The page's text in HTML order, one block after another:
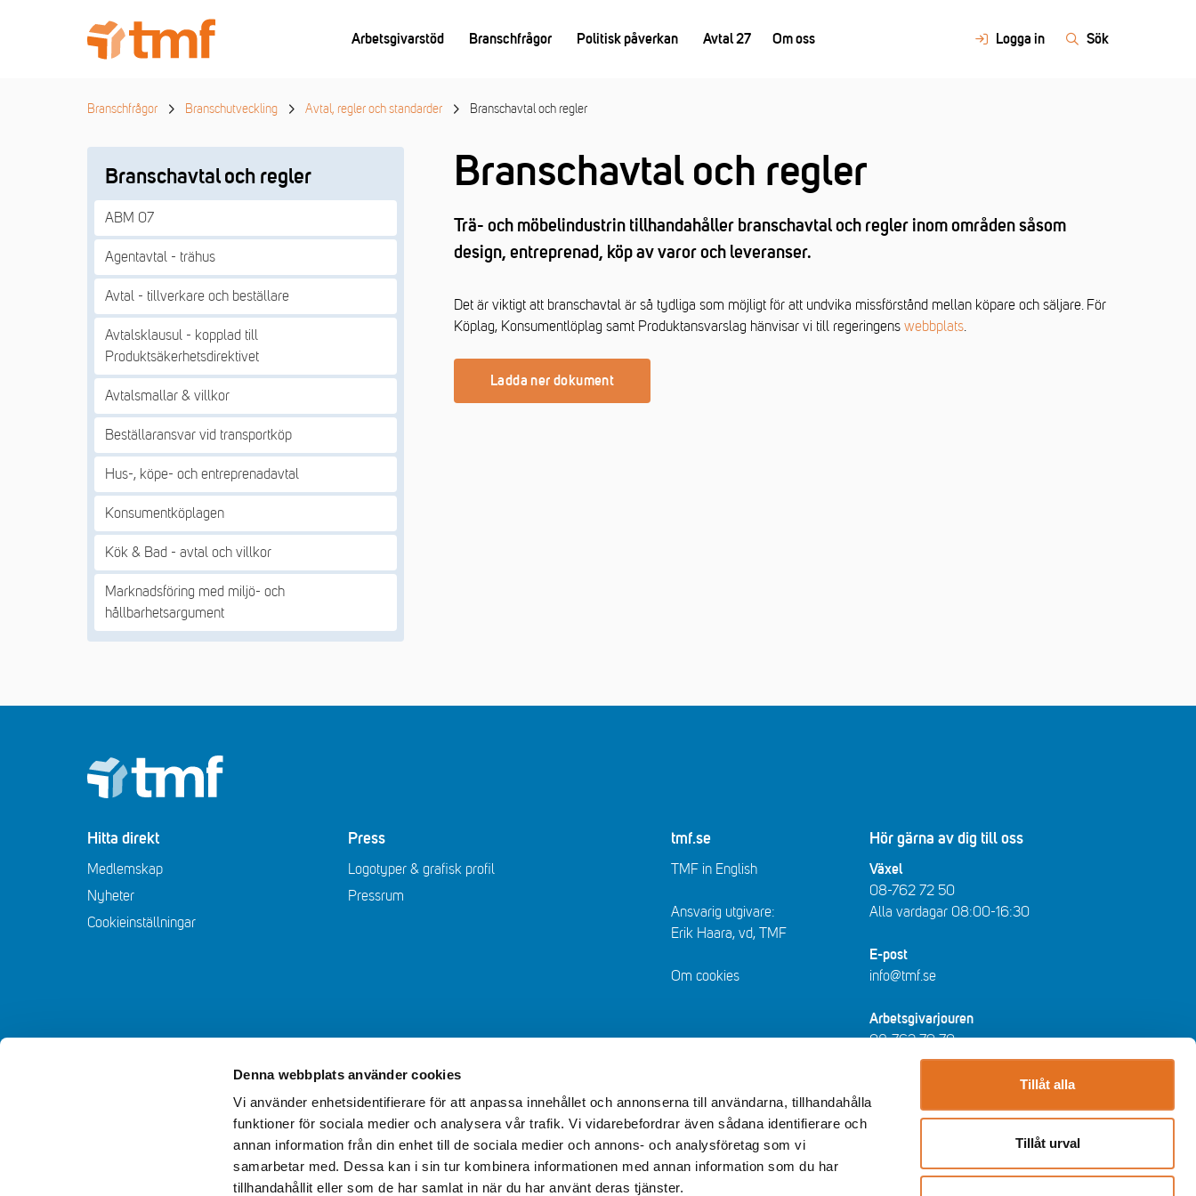
Denna webbplats använder cookies
Vi använder enhetsidentifierare för att anpassa innehållet och annonserna till användarna, tillhandahålla
funktioner för sociala medier och analysera vår trafik. Vi vidarebefordrar även sådana identifierare och
annan information från din enhet till de sociala medier och annons- och analysföretag som vi
samarbetar med. Dessa kan i sin tur kombinera informationen med annan information som du har
tillhandahållit eller som de har samlat in när du har använt deras tjänster.
Tillåt alla
Tillåt urval
Arbetsgivarstöd Branschfrågor Politisk påverkan Avtal 27 Om oss Logga in Sök
Branschfrågor Branschutveckling Avtal, regler och standarder Branschavtal och regler
Branschavtal och regler
ABM 07
Agentavtal - trähus
Avtal - tillverkare och beställare
Avtalsklausul - kopplad till
Produktsäkerhetsdirektivet
Avtalsmallar & villkor
Beställaransvar vid transportköp
Hus-, köpe- och entreprenadavtal
Konsumentköplagen
Kök & Bad - avtal och villkor
Marknadsföring med miljö- och
hållbarhetsargument
Branschavtal och regler
Trä- och möbelindustrin tillhandahåller branschavtal och regler inom områden såsom
design, entreprenad, köp av varor och leveranser.
Det är viktigt att branschavtal är så tydliga som möjligt för att undvika missförstånd mellan köpare och säljare. För
Köplag, Konsumentlöplag samt Produktansvarslag hänvisar vi till regeringens webbplats.
Ladda ner dokument
Hitta direkt
Medlemskap
Nyheter
Cookieinställningar
Press
Logotyper & grafisk profil
Pressrum
tmf.se
TMF in English
Ansvarig utgivare:
Erik Haara, vd, TMF
Om cookies
Hör gärna av dig till oss
Växel
08-762 72 50
Alla vardagar 08:00-16:30​​
E-post
info@tmf.se
Arbetsgivarjouren
08-762 79 70
arbetsgivarjouren@tmf.se
Vardagar kl 08:30-16:30 - lunchstängt
12:00-13:00​.
Storgatan 19, Stockholm